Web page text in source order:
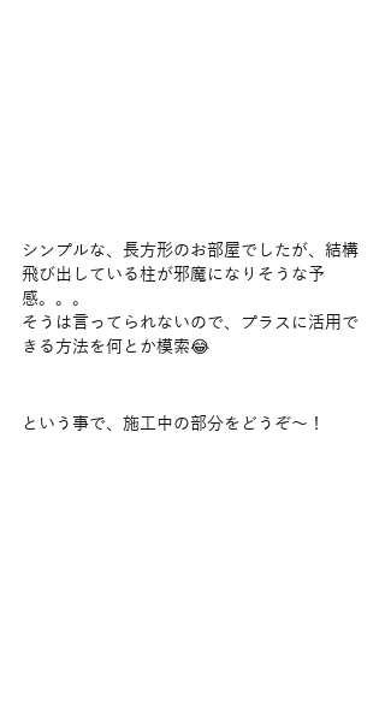
シンプルな、長方形のお部屋でしたが、結構
飛び出している柱が邪魔になりそうな予
感。。。
そうは言ってられないので、プラスに活用で
きる方法を何とか模索😂
という事で、施工中の部分をどうぞ～！